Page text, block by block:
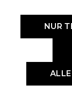
NUR